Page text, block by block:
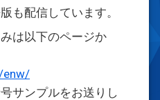
も配信しています。
は以下のページか
enw/
サンプルをお送りし